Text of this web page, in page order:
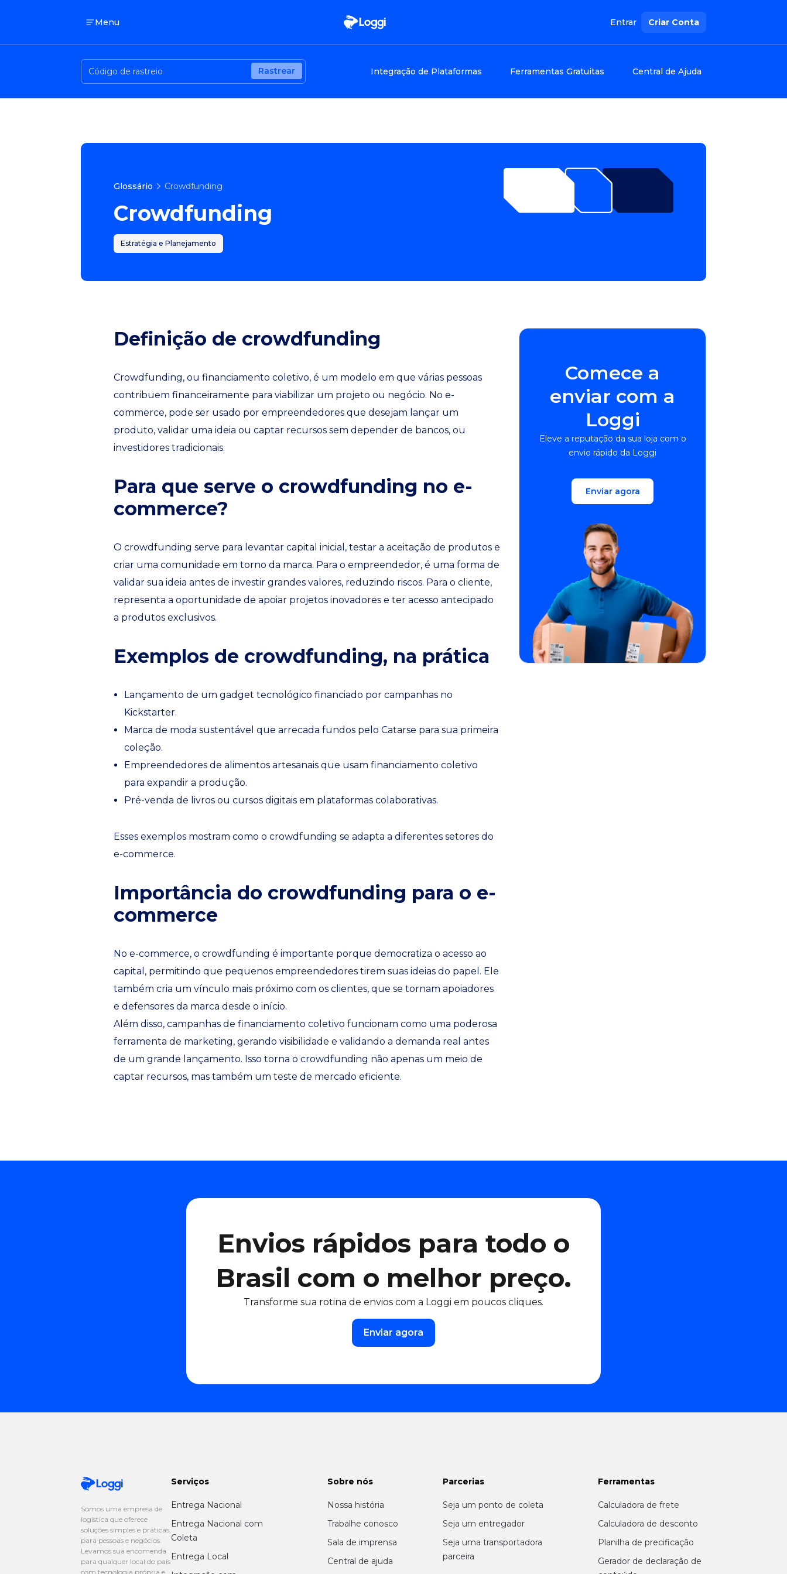
Menu Entrar Criar Conta
Rastrear Integração de Plataformas Ferramentas Gratuitas Central de Ajuda
Glossário Crowdfunding
Crowdfunding
Estratégia e Planejamento
Definição de crowdfunding
Crowdfunding, ou financiamento coletivo, é um modelo em que várias pessoas
contribuem financeiramente para viabilizar um projeto ou negócio. No e-
commerce, pode ser usado por empreendedores que desejam lançar um
produto, validar uma ideia ou captar recursos sem depender de bancos, ou
investidores tradicionais.
Para que serve o crowdfunding no e-
commerce?
O crowdfunding serve para levantar capital inicial, testar a aceitação de produtos e
criar uma comunidade em torno da marca. Para o empreendedor, é uma forma de
validar sua ideia antes de investir grandes valores, reduzindo riscos. Para o cliente,
representa a oportunidade de apoiar projetos inovadores e ter acesso antecipado
a produtos exclusivos.
Exemplos de crowdfunding, na prática
Lançamento de um gadget tecnológico financiado por campanhas no
Kickstarter.
Marca de moda sustentável que arrecada fundos pelo Catarse para sua primeira
coleção.
Empreendedores de alimentos artesanais que usam financiamento coletivo
para expandir a produção.
Pré-venda de livros ou cursos digitais em plataformas colaborativas.
Esses exemplos mostram como o crowdfunding se adapta a diferentes setores do
e-commerce.
Importância do crowdfunding para o e-
commerce
No e-commerce, o crowdfunding é importante porque democratiza o acesso ao
capital, permitindo que pequenos empreendedores tirem suas ideias do papel. Ele
também cria um vínculo mais próximo com os clientes, que se tornam apoiadores
e defensores da marca desde o início.
Além disso, campanhas de financiamento coletivo funcionam como uma poderosa
ferramenta de marketing, gerando visibilidade e validando a demanda real antes
de um grande lançamento. Isso torna o crowdfunding não apenas um meio de
captar recursos, mas também um teste de mercado eficiente.
Comece a
enviar com a
Loggi
Eleve a reputação da sua loja com o
envio rápido da Loggi
Enviar agora
Envios rápidos para todo o
Brasil com o melhor preço.
Transforme sua rotina de envios com a Loggi em poucos cliques.
Enviar agora
Somos uma empresa de
logística que oferece
soluções simples e práticas,
para pessoas e negócios.
Levamos sua encomenda
para qualquer local do país
com tecnologia própria e
Serviços
Entrega Nacional
Entrega Nacional com
Coleta
Entrega Local
Sobre nós
Nossa história
Trabalhe conosco
Sala de imprensa
Central de ajuda
Parcerias
Seja um ponto de coleta
Seja um entregador
Seja uma transportadora
parceira
Ferramentas
Calculadora de frete
Calculadora de desconto
Planilha de precificação
Gerador de declaração de